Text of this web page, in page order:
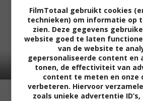
FilmTotaal gebruikt cookies
technieken) om informatie op
zien. Deze gegevens
website goed te laten
van de website te
gepersonaliseerde content en
tonen, de effectiviteit van
content te meten en onze
verbeteren. Hiervoor
zoals unieke advertentie